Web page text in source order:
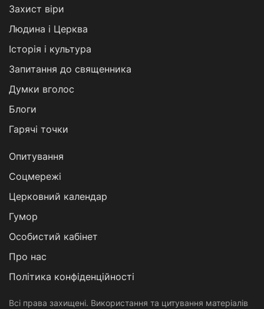
Захист віри
Людина і Церква
Історія і культура
Запитання до священника
Думки вголос
Блоги
Гарячі точки
Опитування
Соцмережі
Церковний календар
Гумор
Особистий кабінет
Про нас
Політика конфіденційності
Всі права захищені. Використання та цитування матеріалів